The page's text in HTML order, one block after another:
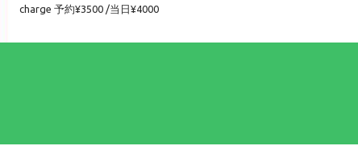
charge 予約¥3500 /当日¥4000